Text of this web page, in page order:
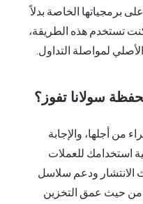
برمجياتها الخاصة بدلاً
تستخدم هذه الطريقة،
سولانا تفوز؟
من أجلها، والإجابة
استخدامك للعملات
الانتشار ودعم سلاسل
من حيث عمق التخزين